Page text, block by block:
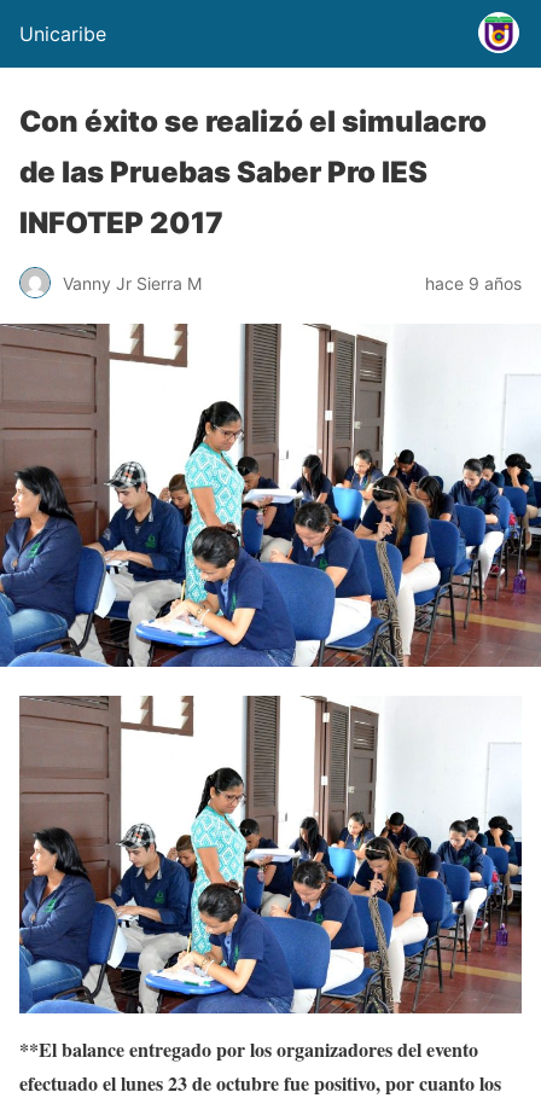
Unicaribe
Con éxito se realizó el simulacro
de las Pruebas Saber Pro IES
INFOTEP 2017
Vanny Jr Sierra M hace 9 años
**El balance entregado por los organizadores del evento
efectuado el lunes 23 de octubre fue positivo, por cuanto los